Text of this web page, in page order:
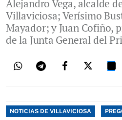
Alejandro Vega, alcalde
Villaviciosa; Verísimo
Mayador; y Juan Cofiño,
de la Junta General del
NOTICIAS DE VILLAVICIOSA